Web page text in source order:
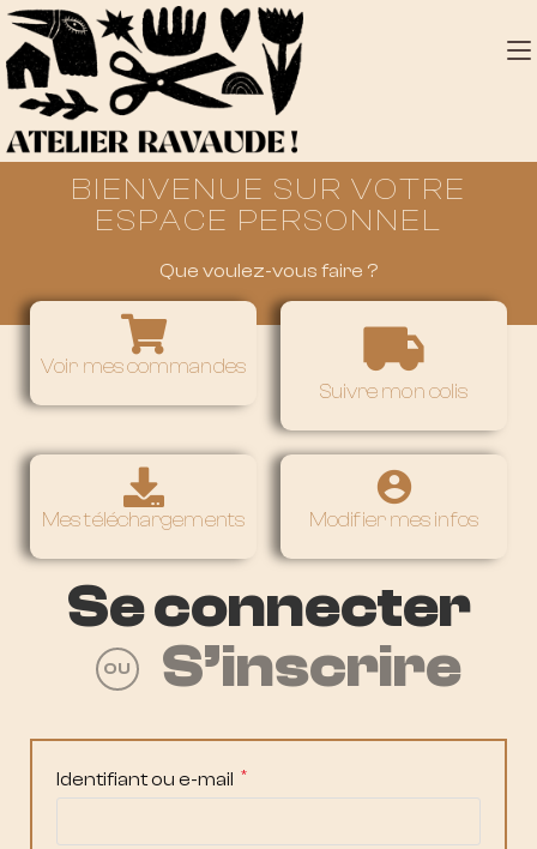
BIENVENUE SUR VOTRE
ESPACE PERSONNEL
Que voulez-vous faire ?
Voir mes commandes
Suivre mon colis
Mes téléchargements Modifier mes infos
Se connecter
OU S’inscrire
Identifiant ou e-mail *